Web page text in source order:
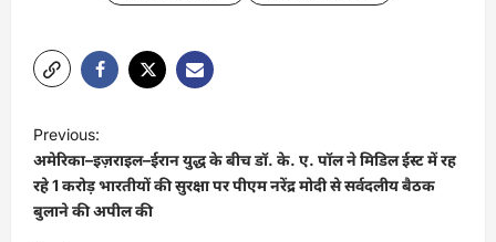
P
o
s
t
Previous:
अमेरिका–इज़राइल–ईरान युद्ध के बीच डॉ. के. ए. पॉल ने मिडिल ईस्ट में रह
रहे 1 करोड़ भारतीयों की सुरक्षा पर पीएम नरेंद्र मोदी से सर्वदलीय बैठक
बुलाने की अपील की